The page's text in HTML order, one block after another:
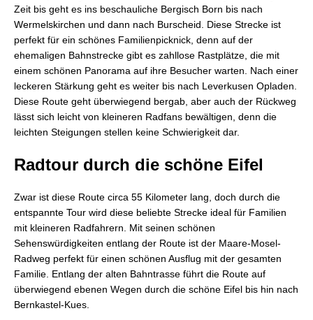
Zeit bis geht es ins beschauliche Bergisch Born bis nach
Wermelskirchen und dann nach Burscheid. Diese Strecke ist
perfekt für ein schönes Familienpicknick, denn auf der
ehemaligen Bahnstrecke gibt es zahllose Rastplätze, die mit
einem schönen Panorama auf ihre Besucher warten. Nach einer
leckeren Stärkung geht es weiter bis nach Leverkusen Opladen.
Diese Route geht überwiegend bergab, aber auch der Rückweg
lässt sich leicht von kleineren Radfans bewältigen, denn die
leichten Steigungen stellen keine Schwierigkeit dar.
Radtour durch die schöne Eifel
Zwar ist diese Route circa 55 Kilometer lang, doch durch die
entspannte Tour wird diese beliebte Strecke ideal für Familien
mit kleineren Radfahrern. Mit seinen schönen
Sehenswürdigkeiten entlang der Route ist der Maare-Mosel-
Radweg perfekt für einen schönen Ausflug mit der gesamten
Familie. Entlang der alten Bahntrasse führt die Route auf
überwiegend ebenen Wegen durch die schöne Eifel bis hin nach
Bernkastel-Kues.